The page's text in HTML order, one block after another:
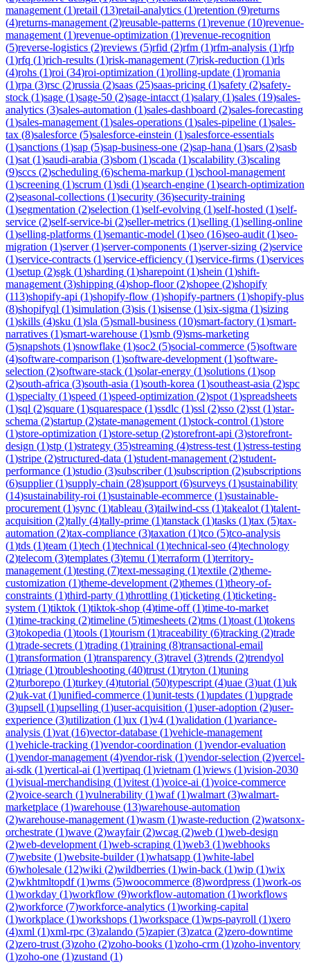
management (1)retail (13)retail-analytics (1)retention (9)returns
(4)returns-management (2)reusable-patterns (1)revenue (10)revenue-
management (1)revenue-optimization (1)revenue-recognition
(5)reverse-logistics (2)reviews (5)rfid (2)rfm (1)rfm-analysis (1)rfp
(1)rfq (1)rich-results (1)risk-management (7)risk-reduction (1)rls
(4)rohs (1)roi (34)roi-optimization (1)rolling-update (1)romania
(1)rpa (3)rsc (2)russia (2)saas (25)saas-pricing (1)safety (2)safety-
stock (1)sage (1)sage-50 (2)sage-intacct (1)salary (1)sales (19)sales-
analytics (3)sales-automation (1)sales-dashboard (2)sales-forecasting
(1)sales-management (1)sales-operations (1)sales-pipeline (1)sales-
tax (8)salesforce (5)salesforce-einstein (1)salesforce-essentials
(1)sanctions (1)sap (5)sap-business-one (2)sap-hana (1)sars (2)sasb
(1)sat (1)saudi-arabia (3)sbom (1)scada (1)scalability (3)scaling
(9)sccs (2)scheduling (6)schema-markup (1)school-management
(1)screening (1)scrum (1)sdi (1)search-engine (1)search-optimization
(2)seasonal-collections (1)security (36)security-training
(1)segmentation (2)selection (1)self-evolving (1)self-hosted (1)self-
service (2)self-service-bi (2)seller-metrics (1)selling (1)selling-online
(1)selling-platforms (1)semantic-model (1)seo (16)seo-audit (1)seo-
migration (1)server(1)server-components (1)server-sizing (2)service
(1)service-contracts (1)service-efficiency (1)service-firms (1)services
(1)setup (2)sgk (1)sharding (1)sharepoint (1)shein (1)shift-
management (3)shipping (4)shop-floor(2)shopee (2)shopify
(113)shopify-api (1)shopify-flow (1)shopify-partners (1)shopify-plus
(8)shopifyql (1)simulation (3)sis (1)sisense (1)six-sigma (1)sizing
(1)skills (4)sku (1)sla (5)small-business (10)smart-factory (1)smart-
narratives (1)smart-warehouse (1)smb (9)sms-marketing
(5)snapshots (1)snowflake (1)soc2 (5)social-commerce (5)software
(4)software-comparison (1)software-development (1)software-
selection (2)software-stack (1)solar-energy (1)solutions (1)sop
(2)south-africa (3)south-asia (1)south-korea (1)southeast-asia (2)spc
(1)specialty (1)speed (1)speed-optimization (2)spot (1)spreadsheets
(1)sql (2)square (1)squarespace (1)ssdlc (1)ssl (2)sso (2)sst (1)star-
schema (2)startup (2)state-management (1)stock-control (1)store
(1)store-optimization (1)store-setup (2)storefront-api (3)storefront-
design (1)stp (1)strategy (35)streaming (4)stress-test (1)stress-testing
(1)stripe (2)structured-data (1)student-management (2)student-
performance (1)studio (3)subscriber(1)subscription (2)subscriptions
(6)supplier(1)supply-chain (28)support (6)surveys (1)sustainability
(14)sustainability-roi (1)sustainable-ecommerce (1)sustainable-
procurement (1)sync (1)tableau (3)tailwind-css (1)takealot (1)talent-
acquisition (2)tally (4)tally-prime (1)tanstack (1)tasks (1)tax (5)tax-
automation (2)tax-compliance (3)taxation (1)tco (5)tco-analysis
(1)tds (1)team (1)tech (1)technical (1)technical-seo (4)technology
(2)telecom (3)templates (3)temu (1)terraform (1)territory-
management (1)testing (7)text-messaging (1)textile (2)theme-
customization (1)theme-development (2)themes (1)theory-of-
constraints (1)third-party (1)throttling (1)ticketing (1)ticketing-
system (1)tiktok (1)tiktok-shop (4)time-off(1)time-to-market
(1)time-tracking (2)timeline (5)timesheets (2)tms (1)toast (1)tokens
(3)tokopedia (1)tools (1)tourism (1)traceability (6)tracking (2)trade
(1)trade-secrets (1)trading (1)training (8)transactional-email
(1)transformation (1)transparency (3)travel (3)trends (2)trendyol
(1)triage (1)troubleshooting (40)trust (1)tryton (1)tuning
(2)turborepo (1)turkey (4)tutorial (50)typescript (4)uae (3)uat (1)uk
(2)uk-vat (1)unified-commerce (1)unit-tests (1)updates (1)upgrade
(3)upsell (1)upselling (1)user-acquisition (1)user-adoption (2)user-
experience (3)utilization (1)ux (1)v4 (1)validation (1)variance-
analysis (1)vat (16)vector-database (1)vehicle-management
(1)vehicle-tracking (1)vendor-coordination (1)vendor-evaluation
(1)vendor-management (4)vendor-risk (1)vendor-selection (2)vercel-
ai-sdk (1)vertical-ai (1)vertipaq (1)vietnam (1)views (1)vision-2030
(1)visual-merchandising (1)vitest (1)voice-ai (1)voice-commerce
(2)voice-search (1)vulnerability (1)waf(1)walmart (3)walmart-
marketplace (1)warehouse (13)warehouse-automation
(2)warehouse-management (1)wasm (1)waste-reduction (2)watsonx-
orchestrate (1)wave (2)wayfair(2)wcag (2)web (1)web-design
(2)web-development (1)web-scraping (1)web3 (1)webhooks
(7)website (1)website-builder(1)whatsapp (1)white-label
(6)wholesale (12)wiki (2)wildberries (1)win-back (1)wip (1)wix
(2)wkhtmltopdf(1)wms (5)woocommerce (8)wordpress (1)work-os
(1)workday (1)workflow (9)workflow-automation (1)workflows
(2)workforce (7)workforce-analytics (1)working-capital
(1)workplace (1)workshops (1)workspace (1)wps-payroll (1)xero
(4)xml (1)xml-rpc (3)zalando (5)zapier(3)zatca (2)zero-downtime
(2)zero-trust (3)zoho (2)zoho-books (1)zoho-crm (1)zoho-inventory
(1)zoho-one (1)zustand (1)